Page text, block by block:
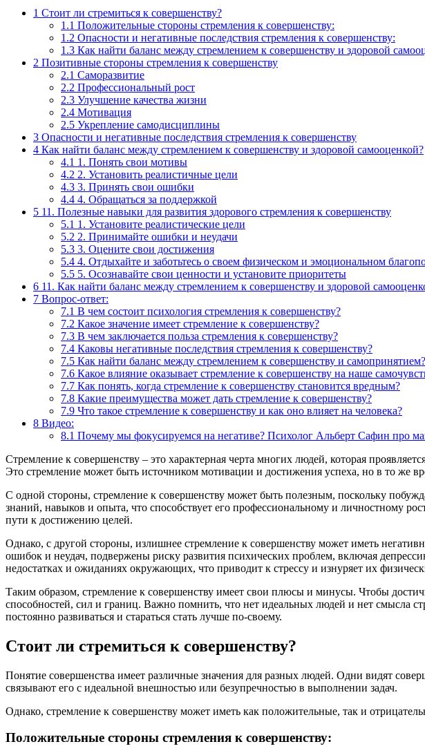
1 Стоит ли стремиться к совершенству?
1.1 Положительные стороны стремления к совершенству:
1.2 Опасности и негативные последствия стремления к совершенству:
1.3 Как найти баланс между стремлением к совершенству и здоровой
2 Позитивные стороны стремления к совершенству
2.1 Саморазвитие
2.2 Профессиональный рост
2.3 Улучшение качества жизни
2.4 Мотивация
2.5 Укрепление самодисциплины
3 Опасности и негативные последствия стремления к совершенству
4 Как найти баланс между стремлением к совершенству и здоровой самооценкой?
4.1 1. Понять свои мотивы
4.2 2. Установить реалистичные цели
4.3 3. Принять свои ошибки
4.4 4. Обращаться за поддержкой
5 11. Полезные навыки для развития здорового стремления к совершенству
5.1 1. Установите реалистические цели
5.2 2. Принимайте ошибки и неудачи
5.3 3. Оцените свои достижения
5.4 4. Отдыхайте и заботьтесь о своем физическом и эмоциональном
5.5 5. Осознавайте свои ценности и установите приоритеты
6 11. Как найти баланс между стремлением к совершенству и здоровой
7 Вопрос-ответ:
7.1 В чем состоит психология стремления к совершенству?
7.2 Какое значение имеет стремление к совершенству?
7.3 В чем заключается польза стремления к совершенству?
7.4 Каковы негативные последствия стремления к совершенству?
7.5 Как найти баланс между стремлением к совершенству и самопринятием?
7.6 Какое влияние оказывает стремление к совершенству на наше
7.7 Как понять, когда стремление к совершенству становится вредным?
7.8 Какие преимущества может дать стремление к совершенству?
7.9 Что такое стремление к совершенству и как оно влияет на человека?
8 Видео:
8.1 Почему мы фокусируемся на негативе? Психолог Альберт Сафин про
Стремление к совершенству – это характерная черта многих людей, которая
Это стремление может быть источником мотивации и достижения успеха, но в то же
С одной стороны, стремление к совершенству может быть полезным, поскольку
знаний, навыков и опыта, что способствует его профессиональному и личностному
пути к достижению целей.
Однако, с другой стороны, излишнее стремление к совершенству может иметь
ошибок и неудач, подвержены риску развития психических проблем, включая
недостатках и ожиданиях окружающих, что приводит к стрессу и изнуряет их
Таким образом, стремление к совершенству имеет свои плюсы и минусы. Чтобы
способностей, сил и границ. Важно помнить, что нет идеальных людей и нет смысла
постоянно развиваться и стараться стать лучше по-своему.
Стоит ли стремиться к совершенству?
Понятие совершенства имеет различные значения для разных людей. Одни видят
связывают его с идеальной внешностью или безупречностью в выполнении задач.
Однако, стремление к совершенству может иметь как положительные, так и
Положительные стороны стремления к совершенству: